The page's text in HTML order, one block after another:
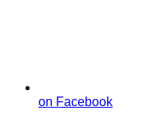
on Facebook